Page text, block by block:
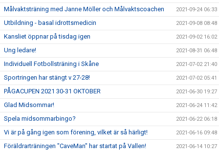
Målvaktsträning med Janne Möller och Målvaktscoachen 2021-09-24 06:33
Utbildning - basal idrottsmedicin 2021-09-08 08:48
Kansliet öppnar på tisdag igen 2021-09-02 16:02
Ung ledare! 2021-08-31 06:48
Individuell Fotbollsträning i Skåne 2021-07-02 21:40
Sportringen har stängt v 27-28! 2021-07-02 05:41
PÅGACUPEN 2021 30-31 OKTOBER 2021-06-30 19:27
Glad Midsommar! 2021-06-24 11:42
Spela midsommarbingo? 2021-06-22 06:18
Vi är på gång igen som förening, vilket är så härligt! 2021-06-16 09:48
Föräldrarträningen "CaveMan" har startat på Vallen! 2021-06-14 10:27